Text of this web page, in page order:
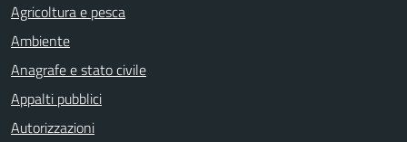
Agricoltura e pesca
Ambiente
Anagrafe e stato civile
Appalti pubblici
Autorizzazioni